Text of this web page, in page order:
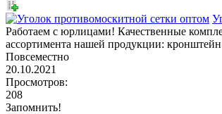
Работаем с юрлицами! Качественные
ассортимента нашей продукции:
Повсеместно
20.10.2021
Просмотров:
208
Запомнить!